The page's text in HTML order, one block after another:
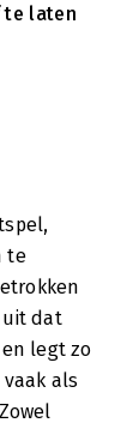
te laten
te
dat
legt zo
als